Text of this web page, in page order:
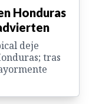
Honduras
deje
tras